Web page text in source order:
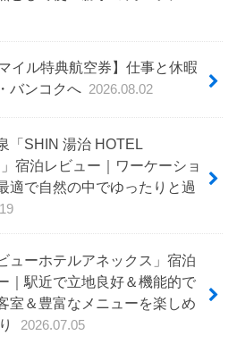
イル特典航空券】仕事と休暇
バンコクへ 2026.08.02
「SHIN 湯治 HOTEL
宿泊レビュー｜ワーケーショ
適で自然の中でゆったりと過
ューホテルアネックス」宿泊
｜駅近で立地良好＆機能的で
室＆豊富なメニューを楽しめ
2026.07.05